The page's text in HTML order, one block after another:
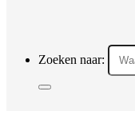
Zoeken naar: